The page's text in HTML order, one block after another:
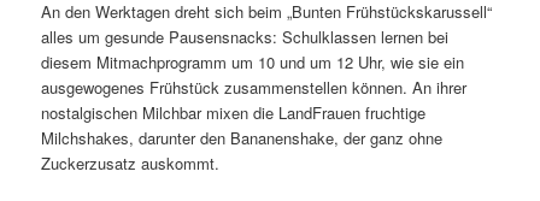
An den Werktagen dreht sich beim „Bunten Frühstückskarussell“
alles um gesunde Pausensnacks: Schulklassen lernen bei
diesem Mitmachprogramm um 10 und um 12 Uhr, wie sie ein
ausgewogenes Frühstück zusammenstellen können. An ihrer
nostalgischen Milchbar mixen die LandFrauen fruchtige
Milchshakes, darunter den Bananenshake, der ganz ohne
Zuckerzusatz auskommt.